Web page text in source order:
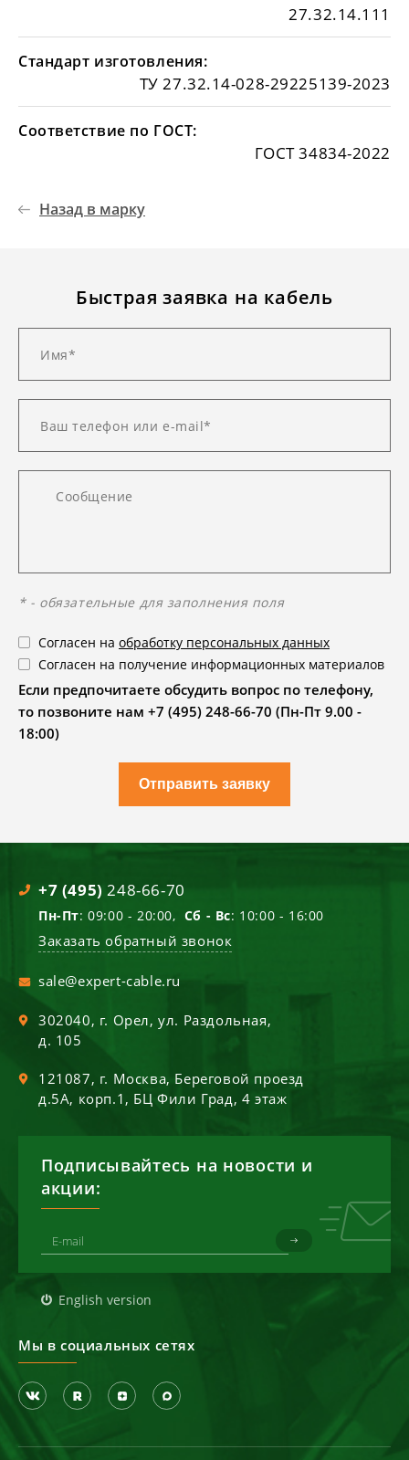
27.32.14.111
Стандарт изготовления:
ТУ 27.32.14-028-29225139-2023
Соответствие по ГОСТ:
ГОСТ 34834-2022
Назад в марку
Быстрая заявка на кабель
* - обязательные для заполнения поля
Согласен на обработку персональных данных
Согласен на получение информационных материалов
Если предпочитаете обсудить вопрос по телефону,
то позвоните нам +7 (495) 248-66-70 (Пн-Пт 9.00 -
18:00)
Отправить заявку
+7 (495) 248-66-70
Пн-Пт: 09:00 - 20:00, Сб - Вс: 10:00 - 16:00
Заказать обратный звонок
sale@expert-cable.ru
302040, г. Орел,ул. Раздольная,
д. 105
121087, г. Москва, Береговой проезд
д.5А, корп.1, БЦ Фили Град, 4 этаж
Подписывайтесь на новости и
акции:
English version
Мы в социальных сетях